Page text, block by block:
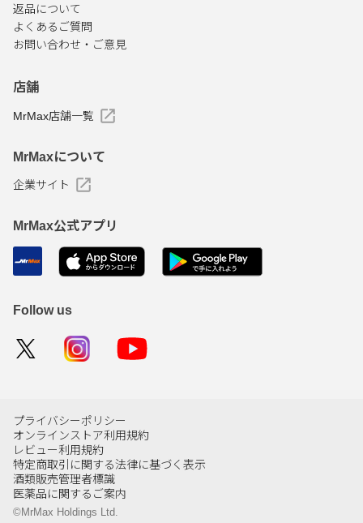
返品について
よくあるご質問
お問い合わせ・ご意見
店舗
MrMax店舗一覧
MrMaxについて
企業サイト
MrMax公式アプリ
Follow us
プライバシーポリシー
オンラインストア利用規約
レビュー利用規約
特定商取引に関する法律に基づく表示
酒類販売管理者標識
医薬品に関するご案内
©MrMax Holdings Ltd.